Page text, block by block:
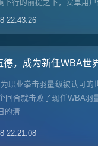
行的前提之下，安卓用户
22:43:26
，成为新任WBA世
职业拳击羽量级被认可
合就击败了现任WBA羽
的清
22:21:08